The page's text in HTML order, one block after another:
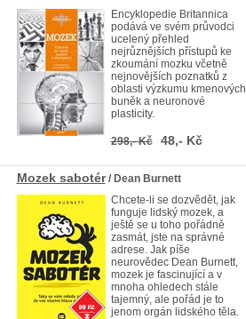
Encyklopedie Britannica
podává ve svém průvodci
ucelený přehled
nejrůznějších přístupů ke
zkoumání mozku včetně
nejnovějších poznatků z
oblasti výzkumu kmenových
buněk a neuronové
plasticity.
298,- Kč 48,- Kč
Mozek sabotér/ Dean Burnett
Chcete-li se dozvědět, jak
funguje lidský mozek, a
ještě se u toho pořádně
zasmát, jste na správné
adrese. Jak píše
neurovědec Dean Burnett,
mozek je fascinující a v
mnoha ohledech stále
tajemný, ale pořád je to
jenom orgán lidského těla.